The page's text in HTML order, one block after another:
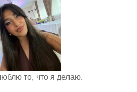
то, что я делаю.